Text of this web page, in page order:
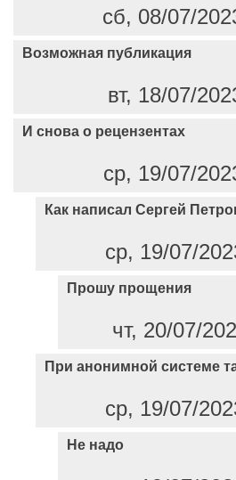
сб, 08/07/
Возможная публикация
вт, 18/07/
И снова о рецензентах
ср, 19/07/
Как написал Сергей
ср, 19/07/
Прошу прощения
чт, 20/07/
При анонимной системе
ср, 19/07/
Не надо